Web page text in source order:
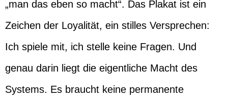
„man das eben so macht“. Das Plakat ist ein
Zeichen der Loyalität, ein stilles Versprechen:
Ich spiele mit, ich stelle keine Fragen. Und
genau darin liegt die eigentliche Macht des
Systems. Es braucht keine permanente